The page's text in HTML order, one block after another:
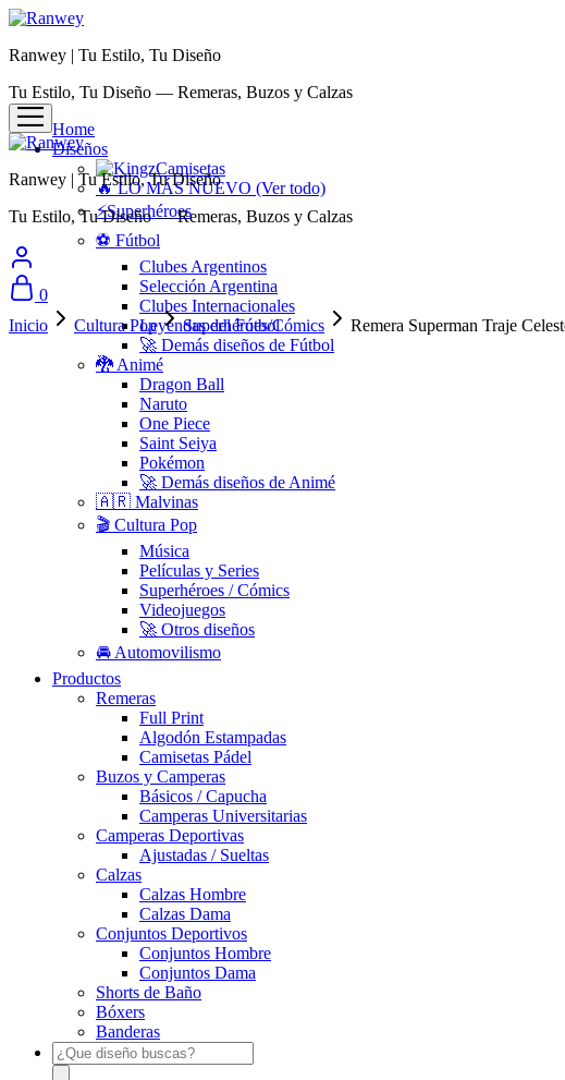
Ranwey | Tu Estilo, Tu Diseño
Tu Estilo, Tu Diseño — Remeras, Buzos y Calzas
Home
Diseños
Camisetas
🔥 LO MÁS NUEVO (Ver todo)
⚡Superhéroes
⚽ Fútbol
Clubes Argentinos
Selección Argentina
Clubes Internacionales
Leyendas del Fútbol
🚀 Demás diseños de Fútbol
🐉 Animé
Dragon Ball
Naruto
One Piece
Saint Seiya
Pokémon
🚀 Demás diseños de Animé
🇦🇷 Malvinas
🎬 Cultura Pop
Música
Películas y Series
Superhéroes / Cómics
Videojuegos
🚀 Otros diseños
🚘 Automovilismo
Productos
Remeras
Full Print
Algodón Estampadas
Camisetas Pádel
Buzos y Camperas
Básicos / Capucha
Camperas Universitarias
Camperas Deportivas
Ajustadas / Sueltas
Calzas
Calzas Hombre
Calzas Dama
Conjuntos Deportivos
Conjuntos Hombre
Conjuntos Dama
Shorts de Baño
Bóxers
Banderas
Products
search
Ranwey | Tu Estilo, Tu Diseño
Tu Estilo, Tu Diseño — Remeras, Buzos y Calzas
0
Inicio
Cultura Pop Superhéroes/Cómics Remera Superman Traje